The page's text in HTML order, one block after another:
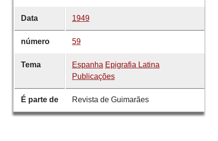
Data 1949
número 59
Tema Espanha Epigrafia Latina
Publicações
É parte de Revista de Guimarães